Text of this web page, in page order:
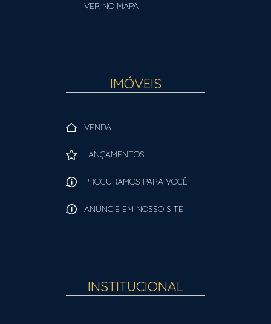
VER NO MAPA
IMÓVEIS
VENDA
LANÇAMENTOS
PROCURAMOS PARA VOCÊ
ANUNCIE EM NOSSO SITE
INSTITUCIONAL